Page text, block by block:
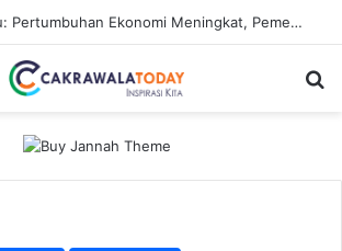
69 Tahun Riau: Pertumbuhan Ekonomi Meningkat, Pemerataan jadi Tantangan